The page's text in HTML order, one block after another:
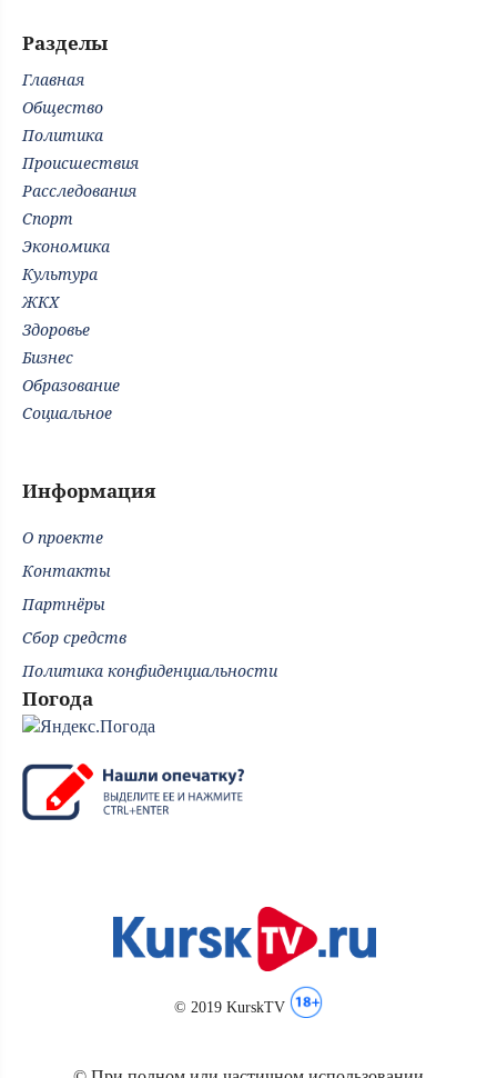
Разделы
Главная
Общество
Политика
Происшествия
Расследования
Спорт
Экономика
Культура
ЖКХ
Здоровье
Бизнес
Образование
Социальное
Информация
О проекте
Контакты
Партнёры
Сбор средств
Политика конфиденциальности
Погода
© 2019 KurskTV